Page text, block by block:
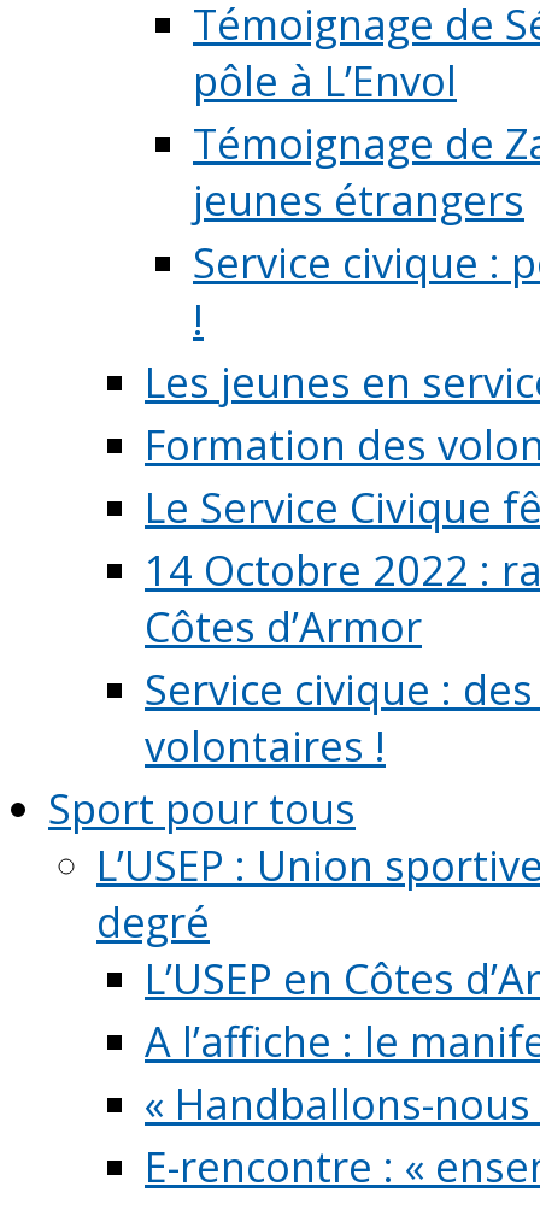
Témoignage de
pôle à L’Envol
Témoignage de
jeunes étrangers
Service civique :
!
Les jeunes en
Formation des
Le Service Civique
14 Octobre 2022 :
Côtes d’Armor
Service civique :
volontaires !
Sport pour tous
L’USEP : Union
degré
L’USEP en Côtes
A l’affiche : le
« Handballons-
E-rencontre : «